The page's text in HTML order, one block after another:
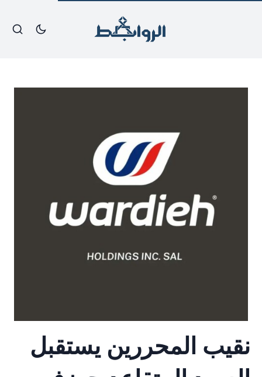
نقيب المحررين يستقبل